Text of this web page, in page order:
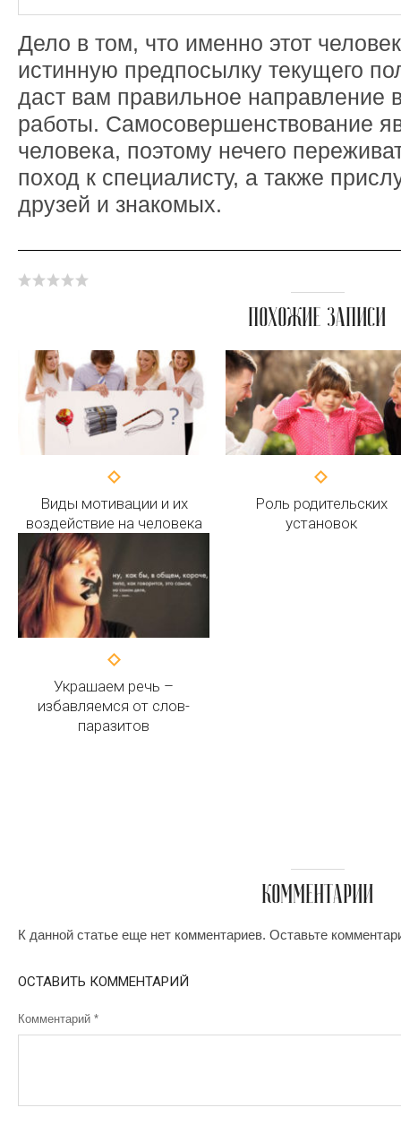
Дело в том, что именно этот
истинную предпосылку текущего
даст вам правильное направление
работы. Самосовершенствование
человека, поэтому нечего
поход к специалисту, а также
друзей и знакомых.
ПОХОЖИЕ ЗАПИСИ
Виды мотивации и их
воздействие на человека
Роль родительских
установок
Украшаем речь –
избавляемся от слов-
паразитов
КОММЕНТАРИИ
К данной статье еще нет комментариев. Оставьте
ОСТАВИТЬ КОММЕНТАРИЙ
Комментарий *